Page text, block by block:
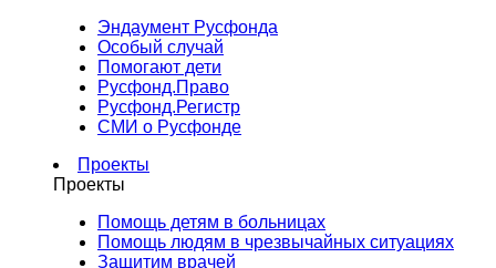
Эндаумент Русфонда
Особый случай
Помогают дети
Русфонд.Право
Русфонд.Регистр
СМИ о Русфонде
Проекты
Проекты
Помощь детям в больницах
Помощь людям в чрезвычайных ситуациях
Защитим врачей